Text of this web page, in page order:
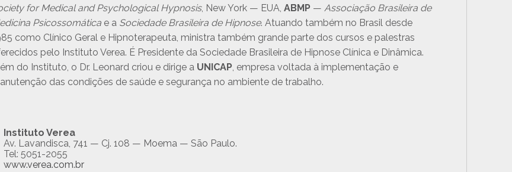
for Medical and Psychological Hypnosis, New York — EUA, ABMP — Associação Brasileira de
Psicossomáticae a Sociedade Brasileira de Hipnose. Atuando também no Brasil desde
como Clínico Geral e Hipnoterapeuta, ministra também grande parte dos cursos e palestras
pelo Instituto Verea. É Presidente da Sociedade Brasileira de Hipnose Clínica e Dinâmica.
do Instituto, o Dr. Leonard criou e dirige a UNICAP, empresa voltada à implementação e
das condições de saúde e segurança no ambiente de trabalho.
Instituto Verea
Av. Lavandisca, 741 — Cj. 108 — Moema — São Paulo.
Tel: 5051-2055
www.verea.com.br